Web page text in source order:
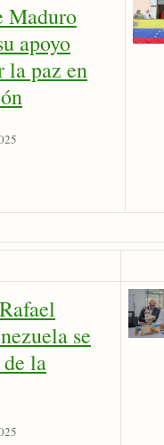
Maduro
apoyo
la paz en
se
la